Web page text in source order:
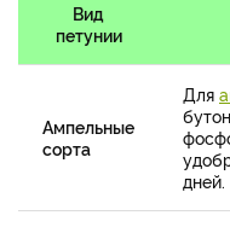
Вид
петунии
Ампельные
сорта
Для
дней.